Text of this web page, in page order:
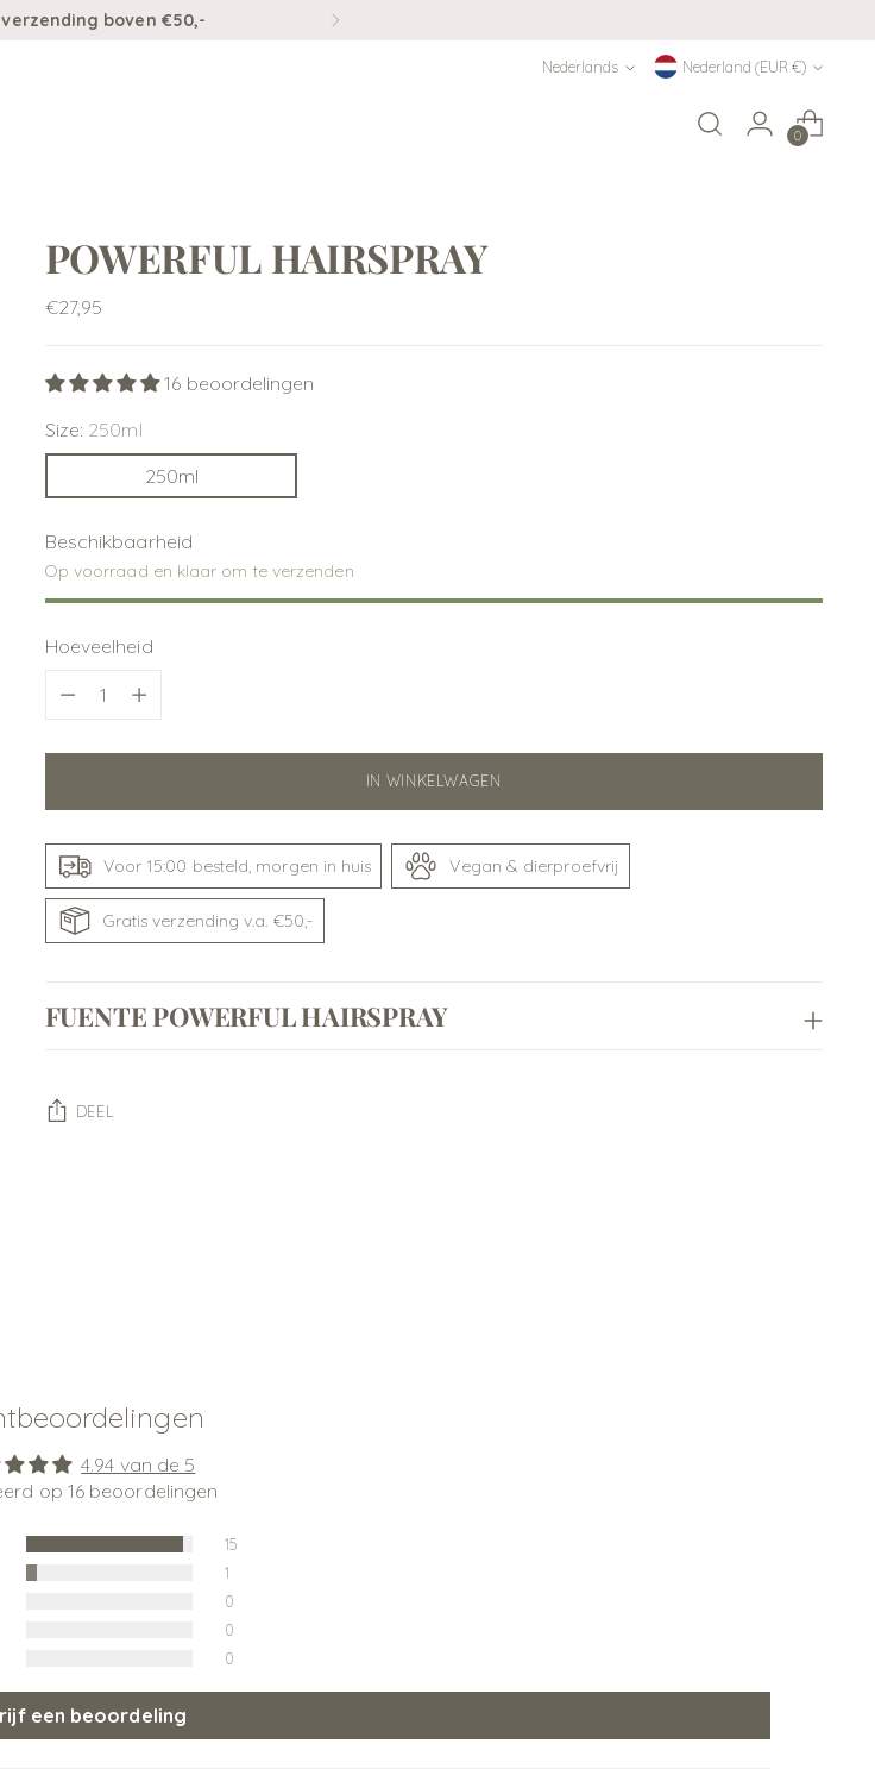
boven €50,-
Nederlands
Nederland (EUR €)
0
POWERFUL HAIRSPRAY
Normale
€27,95
16 beoordelingen
Size: 250ml
250ml
Beschikbaarheid
Op voorraad en klaar om te verzenden
Hoeveelheid
Hoeveelheid
IN WINKELWAGEN
Voor 15:00 besteld, morgen in huis Vegan & dierproefvrij
Gratis verzending v.a. €50,-
FUENTE POWERFUL HAIRSPRAY
DEEL
4.94 van de 5
op 16 beoordelingen
15
1
0
0
0
een beoordeling